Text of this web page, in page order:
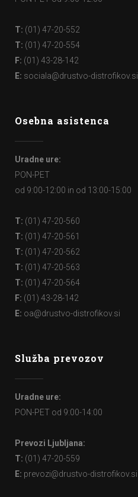
T: (01) 47-20-552
T: (01) 47-20-554
F: (01) 43-28-142
E: sociala@drustvo-distrofikov.si
Osebna asistenca
Uradne ure:
PON-PET
od 9:00-12:00 in od 13:00-15:00
T: (01) 47-20-560
T: (01) 47-20-561
T: (01) 47-20-562
T: (01) 47-20-563
T: (01) 47-20-564
F: (01) 43-28-142
E: oa@drustvo-distrofikov.si
Služba prevozov
Uradne ure:
PON-PET od 9:00-14:00
Prevozi Ljubljana:
T: (01) 47-20-559
E: prevozi@drustvo-distrofikov.si